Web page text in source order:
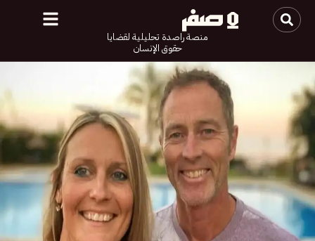
منصة راصدة تحليلية لقضايا
حقوق الإنسان